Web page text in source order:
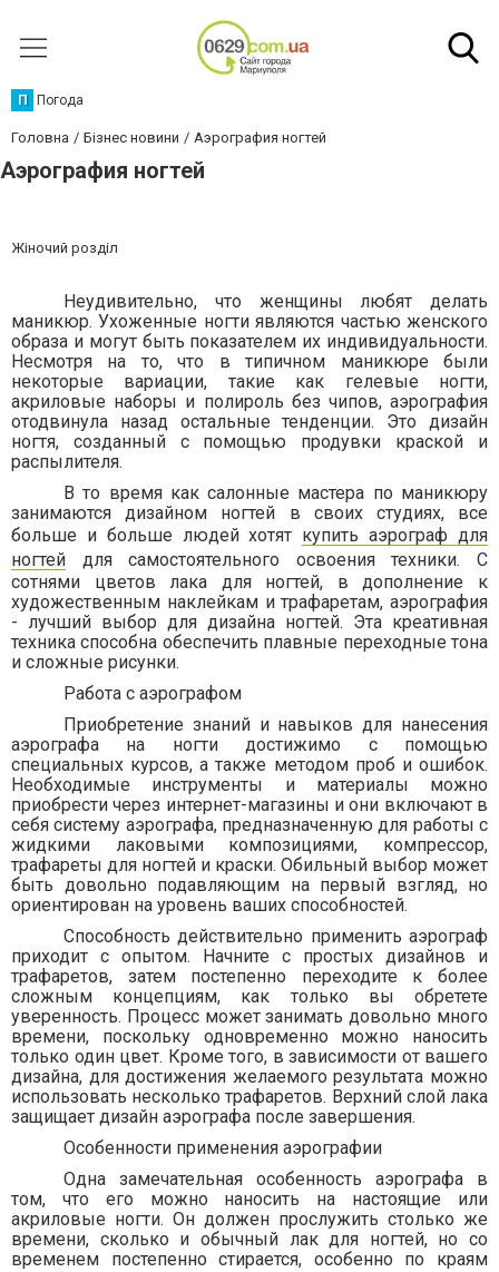
П Погода
Головна Бізнес новини Аэрография ногтей
Аэрография ногтей
Жіночий розділ
Неудивительно, что женщины любят делать
маникюр. Ухоженные ногти являются частью женского
образа и могут быть показателем их индивидуальности.
Несмотря на то, что в типичном маникюре были
некоторые вариации, такие как гелевые ногти,
акриловые наборы и полироль без чипов, аэрография
отодвинула назад остальные тенденции. Это дизайн
ногтя, созданный с помощью продувки краской и
распылителя.
В то время как салонные мастера по маникюру
занимаются дизайном ногтей в своих студиях, все
больше и больше людей хотят купить аэрограф для
ногтей для самостоятельного освоения техники. С
сотнями цветов лака для ногтей, в дополнение к
художественным наклейкам и трафаретам, аэрография
- лучший выбор для дизайна ногтей. Эта креативная
техника способна обеспечить плавные переходные тона
и сложные рисунки.
Работа с аэрографом
Приобретение знаний и навыков для нанесения
аэрографа на ногти достижимо с помощью
специальных курсов, а также методом проб и ошибок.
Необходимые инструменты и материалы можно
приобрести через интернет-магазины и они включают в
себя систему аэрографа, предназначенную для работы с
жидкими лаковыми композициями, компрессор,
трафареты для ногтей и краски. Обильный выбор может
быть довольно подавляющим на первый взгляд, но
ориентирован на уровень ваших способностей.
Способность действительно применить аэрограф
приходит с опытом. Начните с простых дизайнов и
трафаретов, затем постепенно переходите к более
сложным концепциям, как только вы обретете
уверенность. Процесс может занимать довольно много
времени, поскольку одновременно можно наносить
только один цвет. Кроме того, в зависимости от вашего
дизайна, для достижения желаемого результата можно
использовать несколько трафаретов. Верхний слой лака
защищает дизайн аэрографа после завершения.
Особенности применения аэрографии
Одна замечательная особенность аэрографа в
том, что его можно наносить на настоящие или
акриловые ногти. Он должен прослужить столько же
времени, сколько и обычный лак для ногтей, но со
временем постепенно стирается, особенно по краям